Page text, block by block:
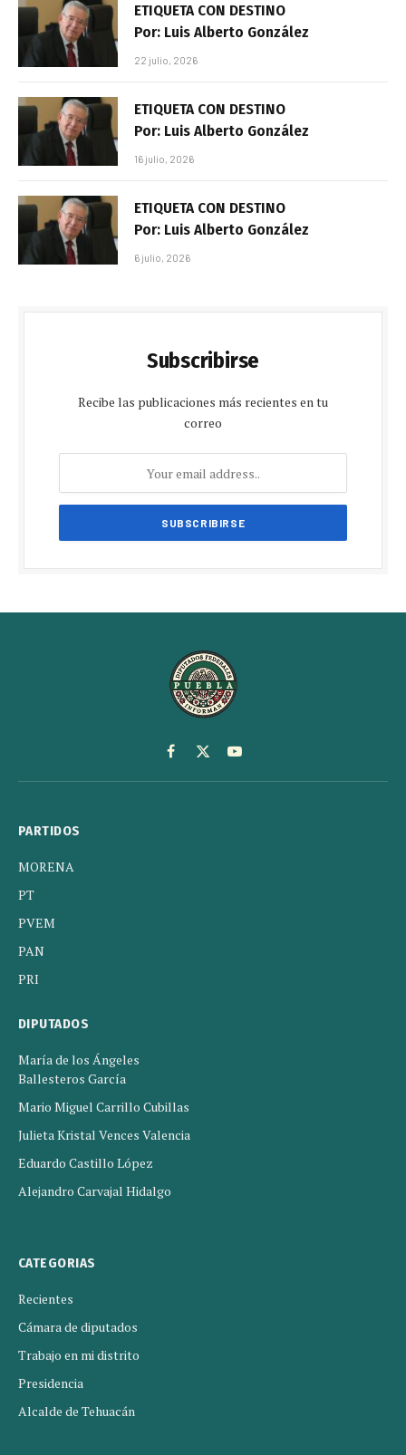
ETIQUETA CON DESTINO
Por: Luis Alberto González
22 julio, 2026
ETIQUETA CON DESTINO
Por: Luis Alberto González
16 julio, 2026
ETIQUETA CON DESTINO
Por: Luis Alberto González
6 julio, 2026
Subscribirse
Recibe las publicaciones más recientes en tu
correo
Facebook
X
(Twitter)
YouTube
PARTIDOS
MORENA
PT
PVEM
PAN
PRI
DIPUTADOS
María de los Ángeles
Ballesteros García
Mario Miguel Carrillo Cubillas
Julieta Kristal Vences Valencia
Eduardo Castillo López
Alejandro Carvajal Hidalgo
CATEGORIAS
Recientes
Cámara de diputados
Trabajo en mi distrito
Presidencia
Alcalde de Tehuacán